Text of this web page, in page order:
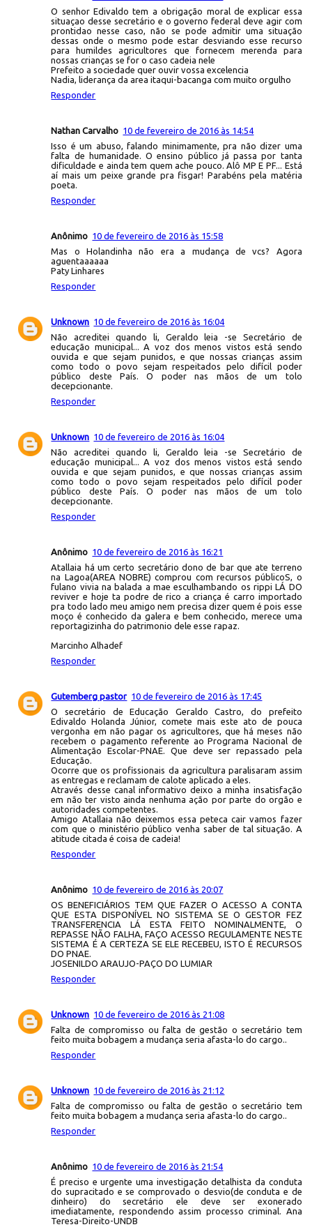
O senhor Edivaldo tem a obrigação moral de explicar essa
situaçao desse secretário e o governo federal deve agir com
prontidao nesse caso, não se pode admitir uma situação
dessas onde o mesmo pode estar desviando esse recurso
para humildes agricultores que fornecem merenda para
nossas crianças se for o caso cadeia nele
Prefeito a sociedade quer ouvir vossa excelencia
Nadia, liderança da area itaqui-bacanga com muito orgulho
Responder
Nathan Carvalho 10 de fevereiro de 2016 às 14:54
Isso é um abuso, falando minimamente, pra não dizer uma
falta de humanidade. O ensino público já passa por tanta
dificuldade e ainda tem quem ache pouco. Alô MP E PF... Está
aí mais um peixe grande pra fisgar! Parabéns pela matéria
poeta.
Responder
Anônimo 10 de fevereiro de 2016 às 15:58
Mas o Holandinha não era a mudança de vcs? Agora
aguentaaaaaa
Paty Linhares
Responder
Unknown 10 de fevereiro de 2016 às 16:04
Não acreditei quando li, Geraldo leia -se Secretário de
educação municipal... A voz dos menos vistos está sendo
ouvida e que sejam punidos, e que nossas crianças assim
como todo o povo sejam respeitados pelo difícil poder
público deste País. O poder nas mãos de um tolo
decepcionante.
Responder
Unknown 10 de fevereiro de 2016 às 16:04
Não acreditei quando li, Geraldo leia -se Secretário de
educação municipal... A voz dos menos vistos está sendo
ouvida e que sejam punidos, e que nossas crianças assim
como todo o povo sejam respeitados pelo difícil poder
público deste País. O poder nas mãos de um tolo
decepcionante.
Responder
Anônimo 10 de fevereiro de 2016 às 16:21
Atallaia há um certo secretário dono de bar que ate terreno
na Lagoa(AREA NOBRE) comprou com recursos públicoS, o
fulano vivia na balada a mae esculhambando os rippi LÁ DO
reviver e hoje ta podre de rico a criança é carro importado
pra todo lado meu amigo nem precisa dizer quem é pois esse
moço é conhecido da galera e bem conhecido, merece uma
reportagizinha do patrimonio dele esse rapaz.
Marcinho Alhadef
Responder
Gutemberg pastor 10 de fevereiro de 2016 às 17:45
O secretário de Educação Geraldo Castro, do prefeito
Edivaldo Holanda Júnior, comete mais este ato de pouca
vergonha em não pagar os agricultores, que há meses não
recebem o pagamento referente ao Programa Nacional de
Alimentação Escolar-PNAE. Que deve ser repassado pela
Educação.
Ocorre que os profissionais da agricultura paralisaram assim
as entregas e reclamam de calote aplicado a eles.
Através desse canal informativo deixo a minha insatisfação
em não ter visto ainda nenhuma ação por parte do orgão e
autoridades competentes.
Amigo Atallaia não deixemos essa peteca cair vamos fazer
com que o ministério público venha saber de tal situação. A
atitude citada é coisa de cadeia!
Responder
Anônimo 10 de fevereiro de 2016 às 20:07
OS BENEFICIÁRIOS TEM QUE FAZER O ACESSO A CONTA
QUE ESTA DISPONÍVEL NO SISTEMA SE O GESTOR FEZ
TRANSFERENCIA LÁ ESTA FEITO NOMINALMENTE, O
REPASSE NÃO FALHA, FAÇO ACESSO REGULAMENTE NESTE
SISTEMA É A CERTEZA SE ELE RECEBEU, ISTO É RECURSOS
DO PNAE.
JOSENILDO ARAUJO-PAÇO DO LUMIAR
Responder
Unknown 10 de fevereiro de 2016 às 21:08
Falta de compromisso ou falta de gestão o secretário tem
feito muita bobagem a mudança seria afasta-lo do cargo..
Responder
Unknown 10 de fevereiro de 2016 às 21:12
Falta de compromisso ou falta de gestão o secretário tem
feito muita bobagem a mudança seria afasta-lo do cargo..
Responder
Anônimo 10 de fevereiro de 2016 às 21:54
É preciso e urgente uma investigação detalhista da conduta
do supracitado e se comprovado o desvio(de conduta e de
dinheiro) do secretário ele deve ser exonerado
imediatamente, respondendo assim processo criminal. Ana
Teresa-Direito-UNDB